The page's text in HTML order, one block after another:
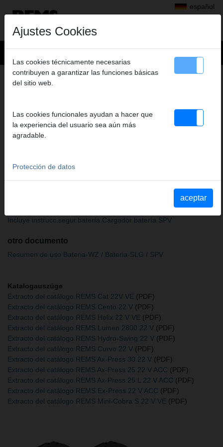
español
Productos>Serrar>REMS Cat 22V VE> REMS Power-Pack 22 V,
5,0 AH + 5,0 AH + SFC 290 W
Art. nº. 571593 R220
2 Stück Akkus Li-Ion 21,6 V, 5,0 Ah, Schnellladegerät Li-Ion 230 V,
Hoja de datos de seguridad
Incluye instrucc.segur.batería Cargador batería SPV
otro documento
Resumen de uso Bateria-WZ / Bateria-SLG / SPV
Katalogauszüge
Extracto del catálogo REMS Cat 22V VE (PDF)
Extracto del catálogo REMS Cento 22 V (PDF)
Extracto del catálogo REMS Helix 22 V VE (PDF)
Extracto del catálogo REMS Lumen 2800 22 V (PDF)
Extracto del catálogo REMS Hydro-Swing 22 V (PDF)
Extracto del catálogo REMS Curvo 22 V (PDF)
Extracto del catálogo REMS Ax-Press 30 22 V (PDF)
Extracto del catálogo REMS Ax-Press 25 22 V ACC (PDF)
Extracto del catálogo REMS Ax-Press 25 L 22 V ACC (PDF)
Extracto del catálogo REMS Ex-Press 22 V ACC (PDF)
Extracto del catálogo REMS Mini-Cobra S 22 V VE (PDF)
Ajustes Cookies
Las cookies técnicamente necesarias
contribuyen a garantizar las funciones básicas
del sitio web.
Las cookies funcionales ayudan a hacer que
la experiencia del usuario sea aún más
agradable.
Protección de datos
aceptar